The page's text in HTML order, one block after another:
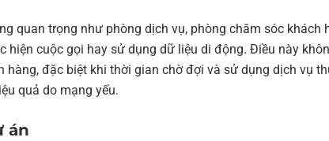
quan trọng như phòng dịch vụ, phòng chăm sóc
hiện cuộc gọi hay sử dụng dữ liệu di động. Điều này
hàng, đặc biệt khi thời gian chờ đợi và sử dụng dịch vụ
quả do mạng yếu.
án